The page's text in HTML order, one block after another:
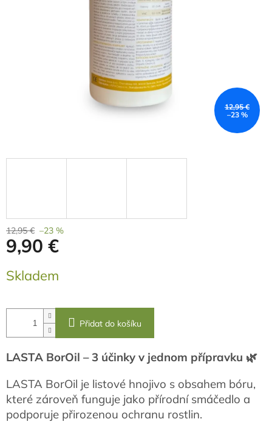
12,95 €
–23 %
12,95 € –23 %
9,90 €
cena:
Skladem
Přidat do košíku
LASTA BorOil – 3 účinky v jednom přípravku 🌿
LASTA BorOil je listové hnojivo s obsahem bóru,
které zároveň funguje jako přírodní smáčedlo a
podporuje přirozenou ochranu rostlin.